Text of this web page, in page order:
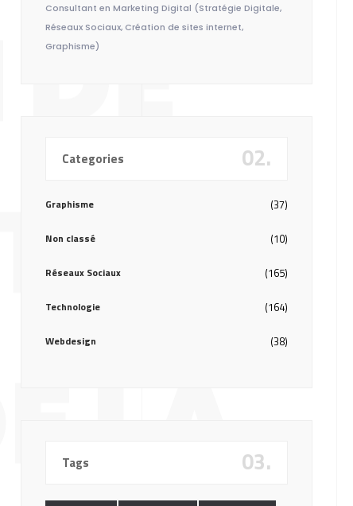
LA
Consultant en Marketing Digital (Stratégie Digitale,
Réseaux Sociaux, Création de sites internet,
Graphisme)
Categories 02.
Graphisme (37)
Non classé (10)
Réseaux Sociaux (165)
Technologie (164)
Webdesign (38)
Tags 03.